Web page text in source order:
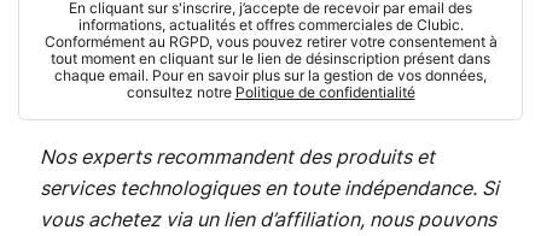
En cliquant sur s'inscrire, j’accepte de recevoir par email des
informations, actualités et offres commerciales de Clubic.
Conformément au RGPD, vous pouvez retirer votre consentement à
tout moment en cliquant sur le lien de désinscription présent dans
chaque email. Pour en savoir plus sur la gestion de vos données,
consultez notre Politique de confidentialité
Nos experts recommandent des produits et
services technologiques en toute indépendance. Si
vous achetez via un lien d’affiliation, nous pouvons